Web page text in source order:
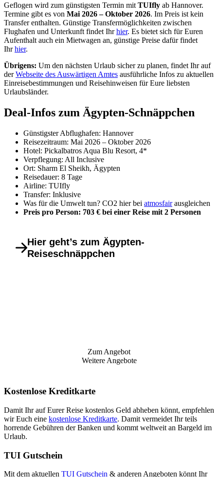
Geflogen wird zum günstigsten Termin mit TUIfly ab Hannover.
Termine gibt es von Mai 2026 – Oktober 2026. Im Preis ist kein
Transfer enthalten. Günstige Transfermöglichkeiten zwischen
Flughafen und Unterkunft findet Ihrhier. Es bietet sich für Euren
Aufenthalt auch ein Mietwagen an, günstige Preise dafür findet
Ihrhier.
Übrigens: Um den nächsten Urlaub sicher zu planen, findet Ihr auf
derWebseite des Auswärtigen Amtes ausführliche Infos zu aktuellen
Einreisebestimmungen und Reisehinweisen für Eure liebsten
Urlaubsländer.
Deal-Infos zum Ägypten-Schnäppchen
Günstigster Abflughafen: Hannover
Reisezeitraum: Mai 2026 – Oktober 2026
Hotel: Pickalbatros Aqua Blu Resort, 4*
Verpflegung: All Inclusive
Ort: Sharm El Sheikh, Ägypten
Reisedauer: 8 Tage
Airline: TUIfly
Transfer: Inklusive
Was für die Umwelt tun? CO2 hier bei atmosfairausgleichen
Preis pro Person: 703 € bei einer Reise mit 2 Personen
Hier geht’s zum Ägypten-
Reiseschnäppchen
Zum Angebot
Weitere Angebote
Kostenlose Kreditkarte
Damit Ihr auf Eurer Reise kostenlos Geld abheben könnt, empfehlen
wir Euch eine kostenlose Kreditkarte. Damit vermeidet Ihr teils
horrende Gebühren der Banken und kommt weltweit an Bargeld im
Urlaub.
TUI Gutschein
Mit dem aktuellen TUI Gutschein & anderen Angeboten könnt Ihr